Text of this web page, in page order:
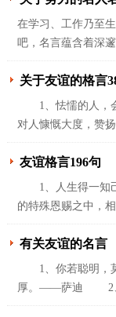
在学习、工作乃至
吧，名言蕴含着深
关于友谊的格言
1、怯懦的人，
对人慷慨大度，赞
友谊格言196句
1、人生得一知
的特殊恩赐之中，相
有关友谊的名言
1、你若聪明，莫
厚。——萨迪 2、